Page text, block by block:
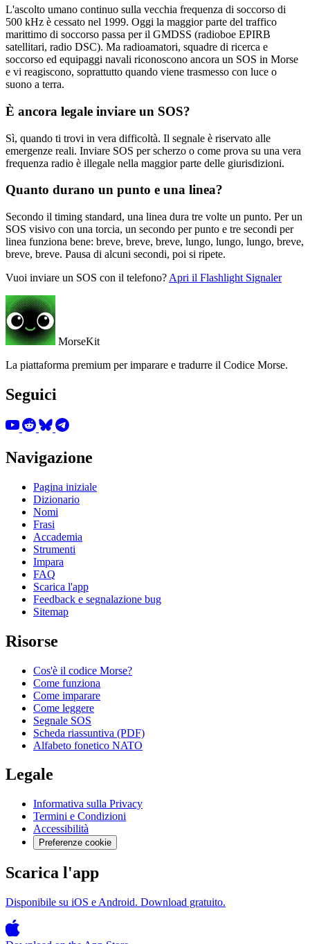
L'ascolto umano continuo sulla vecchia frequenza di soccorso di
500 kHz è cessato nel 1999. Oggi la maggior parte del traffico
marittimo di soccorso passa per il GMDSS (radioboe EPIRB
satellitari, radio DSC). Ma radioamatori, squadre di ricerca e
soccorso ed equipaggi navali riconoscono ancora un SOS in Morse
e vi reagiscono, soprattutto quando viene trasmesso con luce o
suono a terra.
È ancora legale inviare un SOS?
Sì, quando ti trovi in vera difficoltà. Il segnale è riservato alle
emergenze reali. Inviare SOS per scherzo o come prova su una vera
frequenza radio è illegale nella maggior parte delle giurisdizioni.
Quanto durano un punto e una linea?
Secondo il timing standard, una linea dura tre volte un punto. Per un
SOS visivo con una torcia, un secondo per punto e tre secondi per
linea funziona bene: breve, breve, breve, lungo, lungo, lungo, breve,
breve, breve. Pausa di alcuni secondi, poi si ripete.
Vuoi inviare un SOS con il telefono? Apri il Flashlight Signaler
MorseKit
La piattaforma premium per imparare e tradurre il Codice Morse.
Seguici
Navigazione
Pagina iniziale
Dizionario
Nomi
Frasi
Accademia
Strumenti
Impara
FAQ
Scarica l'app
Feedback e segnalazione bug
Sitemap
Risorse
Cos'è il codice Morse?
Come funziona
Come imparare
Come leggere
Segnale SOS
Scheda riassuntiva (PDF)
Alfabeto fonetico NATO
Legale
Informativa sulla Privacy
Termini e Condizioni
Accessibilità
Preferenze cookie
Scarica l'app
Disponibile su iOS e Android. Download gratuito.